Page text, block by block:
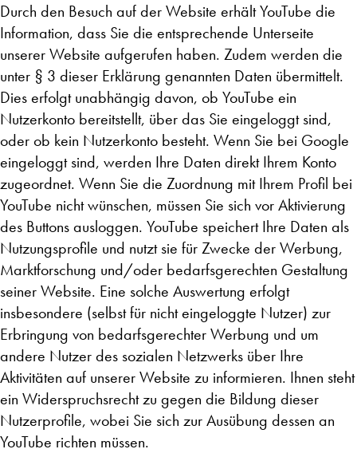
Durch den Besuch auf der Website erhält YouTube die
Information, dass Sie die entsprechende Unterseite
unserer Website aufgerufen haben. Zudem werden die
unter § 3 dieser Erklärung genannten Daten übermittelt.
Dies erfolgt unabhängig davon, ob YouTube ein
Nutzerkonto bereitstellt, über das Sie eingeloggt sind,
oder ob kein Nutzerkonto besteht. Wenn Sie bei Google
eingeloggt sind, werden Ihre Daten direkt Ihrem Konto
zugeordnet. Wenn Sie die Zuordnung mit Ihrem Profil bei
YouTube nicht wünschen, müssen Sie sich vor Aktivierung
des Buttons ausloggen. YouTube speichert Ihre Daten als
Nutzungsprofile und nutzt sie für Zwecke der Werbung,
Marktforschung und/oder bedarfsgerechten Gestaltung
seiner Website. Eine solche Auswertung erfolgt
insbesondere (selbst für nicht eingeloggte Nutzer) zur
Erbringung von bedarfsgerechter Werbung und um
andere Nutzer des sozialen Netzwerks über Ihre
Aktivitäten auf unserer Website zu informieren. Ihnen steht
ein Widerspruchsrecht zu gegen die Bildung dieser
Nutzerprofile, wobei Sie sich zur Ausübung dessen an
YouTube richten müssen.